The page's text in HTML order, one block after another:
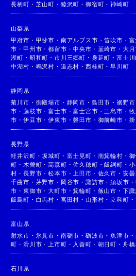
長柄町 ・ 芝山町 ・ 睦沢町 ・御宿町 ・神崎町
山梨県
甲府市 ・ 甲斐市 ・ 南アルプス市 ・笛吹市 ・
市 ・甲州市 ・都留市 ・中央市 ・ 韮崎市 ・ 大
湖町 ・ 昭和町 ・市川三郷町 ・ 身延町 ・富士川
中湖村 ・ 鳴沢村 ・ 道志村 ・西桂町 ・早川町
静岡県
菊川市 ・ 御殿場市 ・ 静岡市 ・ 島田市 ・裾野市
市 ・藤枝市 ・富士市 ・富士宮市 ・ 三島市 ・
市 ・伊豆市 ・伊東市 ・磐田市 ・ 御前崎市 ・
長野県
軽井沢町 ・坂城町 ・ 富士見町 ・ 南箕輪村 ・
町 ・ 木曽町 ・高森町 ・佐久穂町 ・飯綱町 ・
村 ・長野市 ・松本市 ・ 上田市 ・ 佐久市 ・ 安
千曲市 ・ 茅野市 ・ 岡谷市 ・諏訪市 ・須坂市 ・
市 ・東御市 ・大町市 ・箕輪町 ・ 飯山市 ・ 下
飯島町 ・ 白馬村 ・ 宮田村 ・ 山形村 ・立科町 ・
富山県
射水市 ・ 氷見市 ・ 南砺市 ・砺波市 ・魚津市 ・
町 ・滑川市 ・ 上市町 ・ 入善町 ・ 朝日町 ・ 舟
石川県